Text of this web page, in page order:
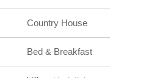
Country House
Bed & Breakfast